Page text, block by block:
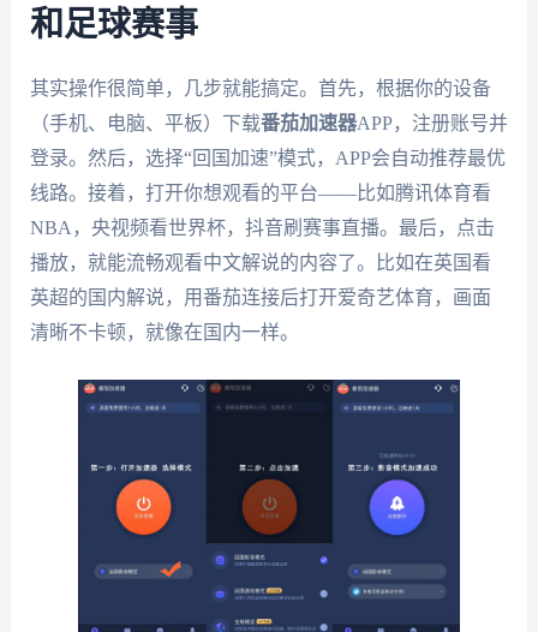
和足球赛事
其实操作很简单，几步就能搞定。首先，根据你的设备
（手机、电脑、平板）下载番茄加速器APP，注册账号并
登录。然后，选择“回国加速”模式，APP会自动推荐最优
线路。接着，打开你想观看的平台——比如腾讯体育看
NBA，央视频看世界杯，抖音刷赛事直播。最后，点击
播放，就能流畅观看中文解说的内容了。比如在英国看
英超的国内解说，用番茄连接后打开爱奇艺体育，画面
清晰不卡顿，就像在国内一样。